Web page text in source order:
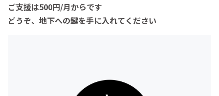
ご支援は500円/月からです
どうぞ、地下への鍵を手に入れてください